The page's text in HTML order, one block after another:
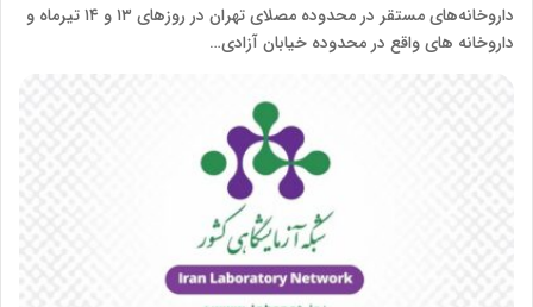
داروخانه‌های مستقر در محدوده مصلای تهران در روزهای ۱۳ و ۱۴ تیرماه و
داروخانه های واقع در محدوده خیابان آزادی…